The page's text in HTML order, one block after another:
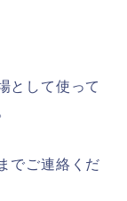
として使って
でご連絡くだ